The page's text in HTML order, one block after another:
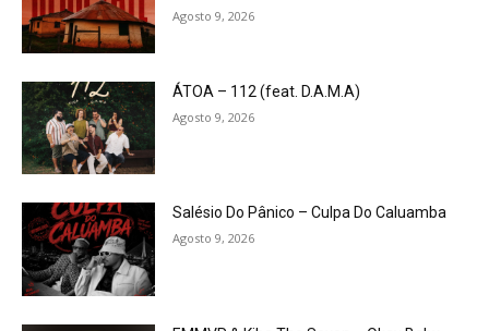
Agosto 9, 2026
ÁTOA – 112 (feat. D.A.M.A)
Agosto 9, 2026
Salésio Do Pânico – Culpa Do Caluamba
Agosto 9, 2026